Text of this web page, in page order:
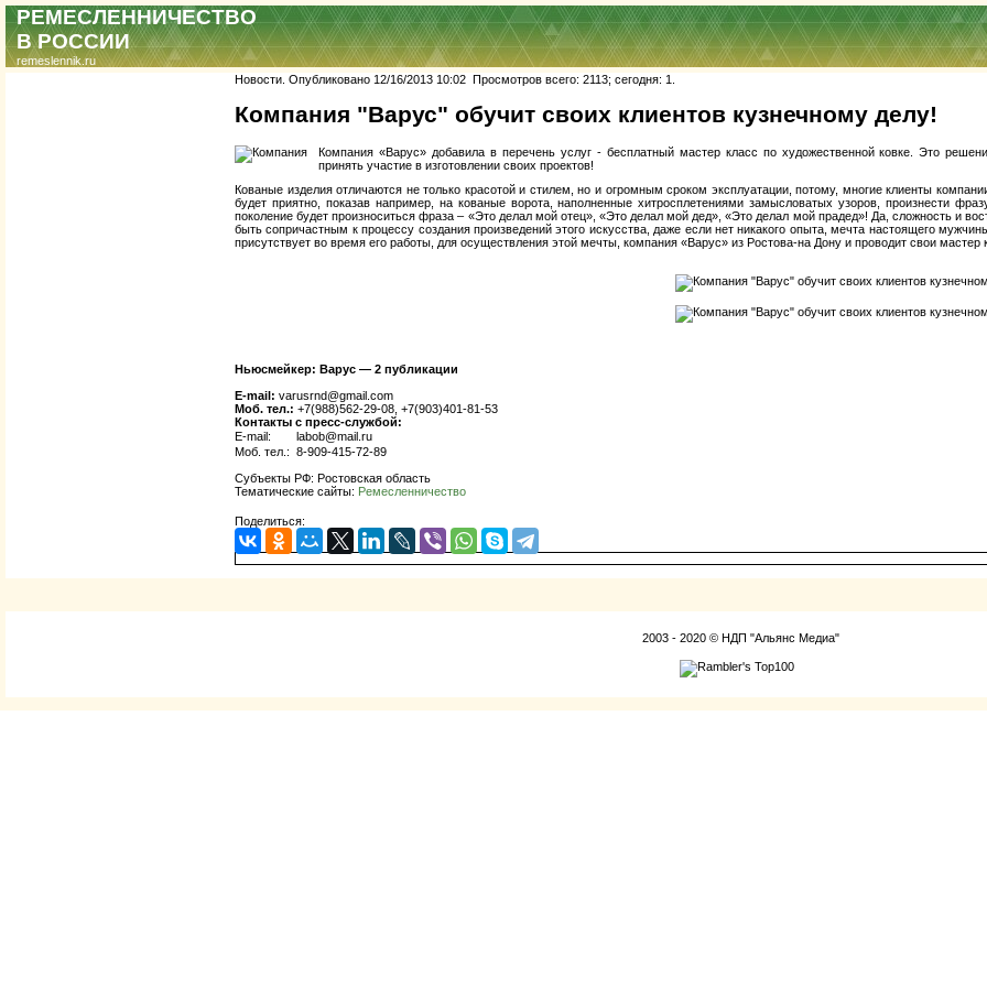
РЕМЕСЛЕННИЧЕСТВО
В РОССИИ
remeslennik.ru
Новости. Опубликовано 12/16/2013 10:02 Просмотров всего: 2113; сегодня: 1.
Компания "Варус" обучит своих клиентов кузнечному делу!
Компания «Варус» добавила в перечень услуг - бесплатный мастер класс по художественной ковке. Это
принять участие в изготовлении своих проектов!
Кованые изделия отличаются не только красотой и стилем, но и огромным сроком эксплуатации, потому, многие клиенты
будет приятно, показав например, на кованые ворота, наполненные хитросплетениями замысловатых узоров, произнести
поколение будет произноситься фраза – «Это делал мой отец», «Это делал мой дед», «Это делал мой прадед»! Да, сложность и
быть сопричастным к процессу создания произведений этого искусства, даже если нет никакого опыта, мечта настоящего
присутствует во время его работы, для осуществления этой мечты, компания «Варус» из Ростова-на Дону и проводит свои мастер
Ньюсмейкер: Варус — 2 публикации
E-mail: varusrnd@gmail.com
Моб. тел.: +7(988)562-29-08, +7(903)401-81-53
Контакты с пресс-службой:
E-mail:
labob@mail.ru
Моб. тел.: 8-909-415-72-89
Субъекты РФ: Ростовская область
Тематические сайты: Ремесленничество
Поделиться:
2003 - 2020 © НДП "Альянс Медиа"